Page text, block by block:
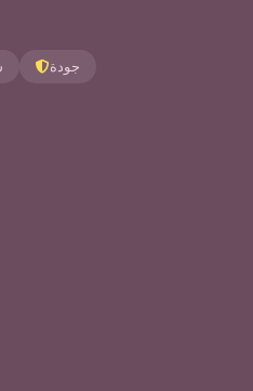
جودة